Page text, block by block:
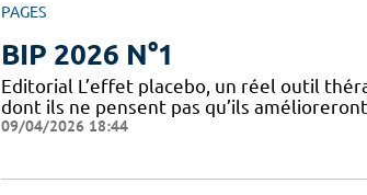
PAGES
BIP 2026 N°1
Editorial L’effet placebo, un réel outil
dont ils ne pensent pas qu’ils
09/04/2026 18:44